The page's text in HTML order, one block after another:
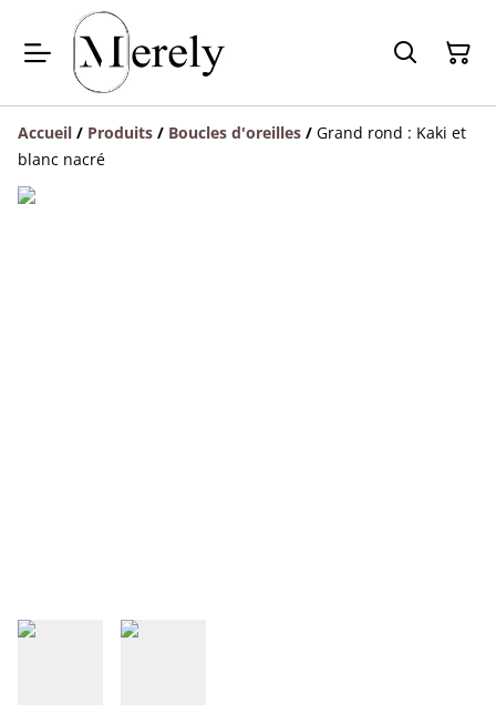
Accueil / Produits / Boucles d'oreilles / Grand rond : Kaki et
blanc nacré